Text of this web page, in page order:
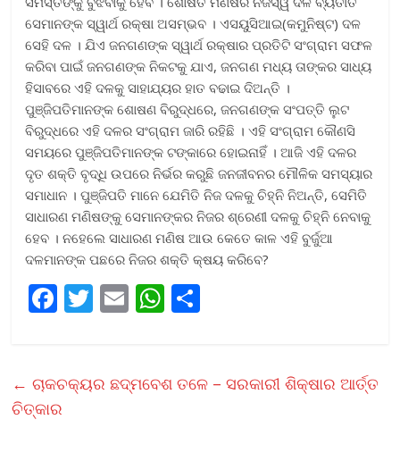
ସେମାନଙ୍କ ସ୍ୱାର୍ଥ ରକ୍ଷା ଅସମ୍ଭବ । ଏସୟୁସିଆଇ(କମୁନିଷ୍ଟ) ଦଳ
ସେହି ଦଳ । ଯିଏ ଜନଗଣଙ୍କ ସ୍ୱାର୍ଥ ରକ୍ଷାର ପ୍ରତିଟି ସଂଗ୍ରାମ ସଫଳ
କରିବା ପାଇଁ ଜନଗଣଙ୍କ ନିକଟକୁ ଯାଏ, ଜନଗଣ ମଧ୍ୟ ତାଙ୍କର ସାଧ୍ୟ
ହିସାବରେ ଏହି ଦଳକୁ ସାହାଯ୍ୟର ହାତ ବଢାଇ ଦିଅନ୍ତି ।
ପୁଞ୍ଜିପତିମାନଙ୍କ ଶୋଷଣ ବିରୁଦ୍ଧରେ, ଜନଗଣଙ୍କ ସଂପତ୍ତି ଲୁଟ
ବିରୁଦ୍ଧରେ ଏହି ଦଳର ସଂଗ୍ରାମ ଜାରି ରହିଛି । ଏହି ସଂଗ୍ରାମ କୌଣସି
ସମୟରେ ପୁଞ୍ଜିପତିମାନଙ୍କ ଟଙ୍କାରେ ହୋଇନାହିଁ । ଆଜି ଏହି ଦଳର
ଦୃତ ଶକ୍ତି ବୃଦ୍ଧି ଉପରେ ନିର୍ଭର କରୁଛି ଜନଜୀବନର ମୌଳିକ ସମସ୍ୟାର
ସମାଧାନ । ପୁଞ୍ଜିପତି ମାନେ ଯେମିତି ନିଜ ଦଳକୁ ଚିହ୍ନି ନିଅନ୍ତି, ସେମିତି
ସାଧାରଣ ମଣିଷଙ୍କୁ ସେମାନଙ୍କର ନିଜର ଶ୍ରେଣୀ ଦଳକୁ ଚିହ୍ନି ନେବାକୁ
ହେବ । ନହେଲେ ସାଧାରଣ ମଣିଷ ଆଉ କେତେ କାଳ ଏହି ବୁର୍ଜୁଆ
ଦଳମାନଙ୍କ ପଛରେ ନିଜର ଶକ୍ତି କ୍ଷୟ କରିବେ?
F
b
o
T
er
E
l
W
s e
← ଚାକଚକ୍ୟର ଛଦ୍ମବେଶ ତଳେ – ସରକାରୀ ଶିକ୍ଷାର ଆର୍ତ୍ତ
ଚିତ୍କାର